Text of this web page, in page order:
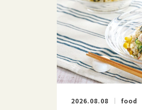
2026.08.08 food